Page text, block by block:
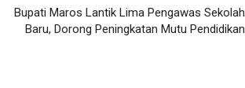
Bupati Maros Lantik Lima Pengawas Sekolah
Baru, Dorong Peningkatan Mutu Pendidikan